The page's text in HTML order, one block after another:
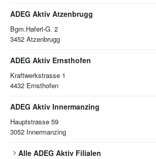
ADEG Aktiv Atzenbrugg
Bgm.Haferl-G. 2
3452 Atzenbrugg
ADEG Aktiv Ernsthofen
Kraftwerkstrasse 1
4432 Ernsthofen
ADEG Aktiv Innermanzing
Hauptstrasse 59
3052 Innermanzing
Alle ADEG Aktiv Filialen